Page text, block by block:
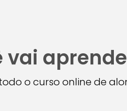
vai
o curso online de